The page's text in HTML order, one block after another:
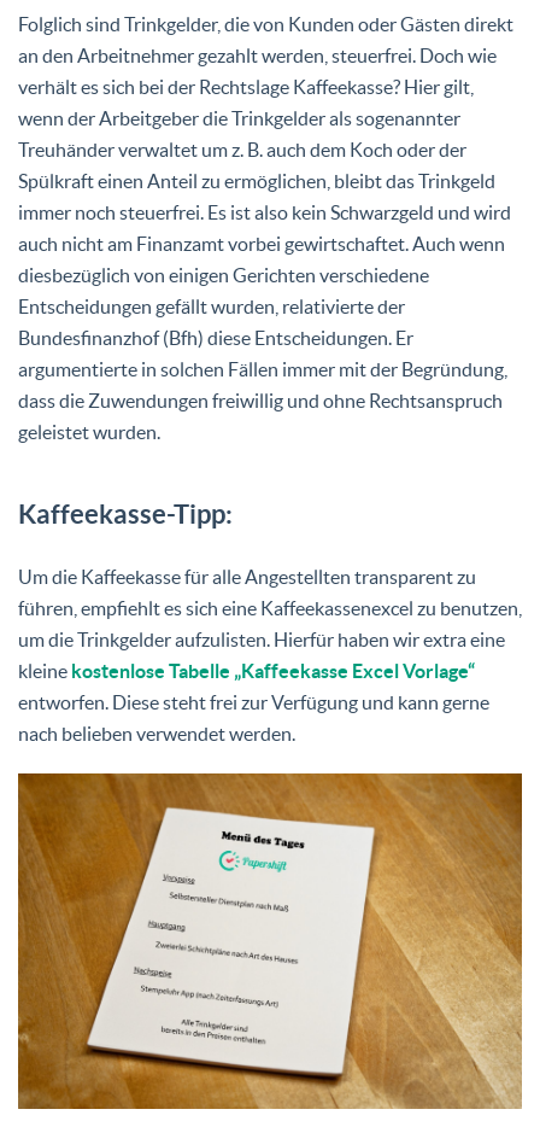
Folglich sind Trinkgelder, die von Kunden oder Gästen direkt
an den Arbeitnehmer gezahlt werden, steuerfrei. Doch wie
verhält es sich bei der Rechtslage Kaffeekasse? Hier gilt,
wenn der Arbeitgeber die Trinkgelder als sogenannter
Treuhänder verwaltet um z. B. auch dem Koch oder der
Spülkraft einen Anteil zu ermöglichen, bleibt das Trinkgeld
immer noch steuerfrei. Es ist also kein Schwarzgeld und wird
auch nicht am Finanzamt vorbei gewirtschaftet. Auch wenn
diesbezüglich von einigen Gerichten verschiedene
Entscheidungen gefällt wurden, relativierte der
Bundesfinanzhof (Bfh) diese Entscheidungen. Er
argumentierte in solchen Fällen immer mit der Begründung,
dass die Zuwendungen freiwillig und ohne Rechtsanspruch
geleistet wurden.
Kaffeekasse-Tipp:
Um die Kaffeekasse für alle Angestellten transparent zu
führen, empfiehlt es sich eine Kaffeekassenexcel zu benutzen,
um die Trinkgelder aufzulisten. Hierfür haben wir extra eine
kleine kostenlose Tabelle „Kaffeekasse Excel Vorlage“
entworfen. Diese steht frei zur Verfügung und kann gerne
nach belieben verwendet werden.